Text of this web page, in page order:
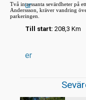
ur
er
Två intressanta sevärdheter på
Anderssson, kräver vandring
parkeringen.
Till start: 208,3 Km